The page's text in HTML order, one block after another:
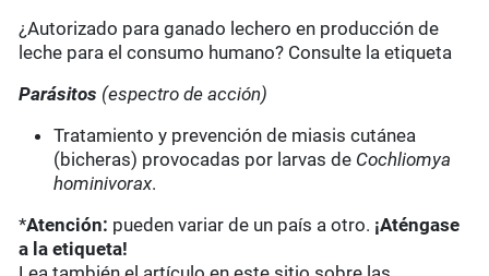
¿Autorizado para ganado lechero en producción de
leche para el consumo humano? Consulte la etiqueta
Parásitos (espectro de acción)
Tratamiento y prevención de miasis cutánea
(bicheras) provocadas por larvas de Cochliomya
hominivorax.
*Atención: pueden variar de un país a otro. ¡Aténgase
a la etiqueta!